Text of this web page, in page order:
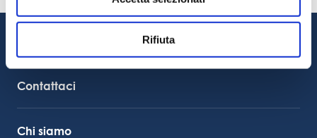
Rifiuta
Supporto al servizio
Contattaci
Chi siamo